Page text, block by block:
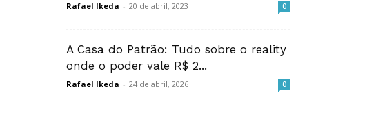
Rafael Ikeda - 20 de abril, 2023 0
A Casa do Patrão: Tudo sobre o reality
onde o poder vale R$ 2...
Rafael Ikeda - 24 de abril, 2026 0